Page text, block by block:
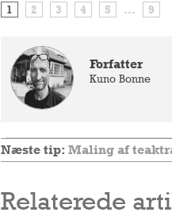
1 2 3 4 5 ... 9
Forfatter
Kuno Bonne
Næste tip: Maling af
Relaterede